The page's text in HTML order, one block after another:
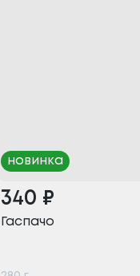
новинка
340 ₽
Гаспачо